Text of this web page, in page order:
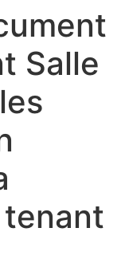
Salle